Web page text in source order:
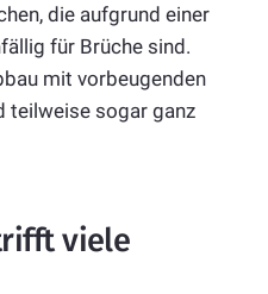
die aufgrund einer
für Brüche sind.
mit vorbeugenden
teilweise sogar ganz
viele